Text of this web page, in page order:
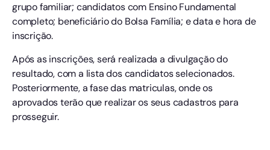
grupo familiar; candidatos com Ensino Fundamental
completo; beneficiário do Bolsa Família; e data e hora de
inscrição.
Após as inscrições, será realizada a divulgação do
resultado, com a lista dos candidatos selecionados.
Posteriormente, a fase das matriculas, onde os
aprovados terão que realizar os seus cadastros para
prosseguir.